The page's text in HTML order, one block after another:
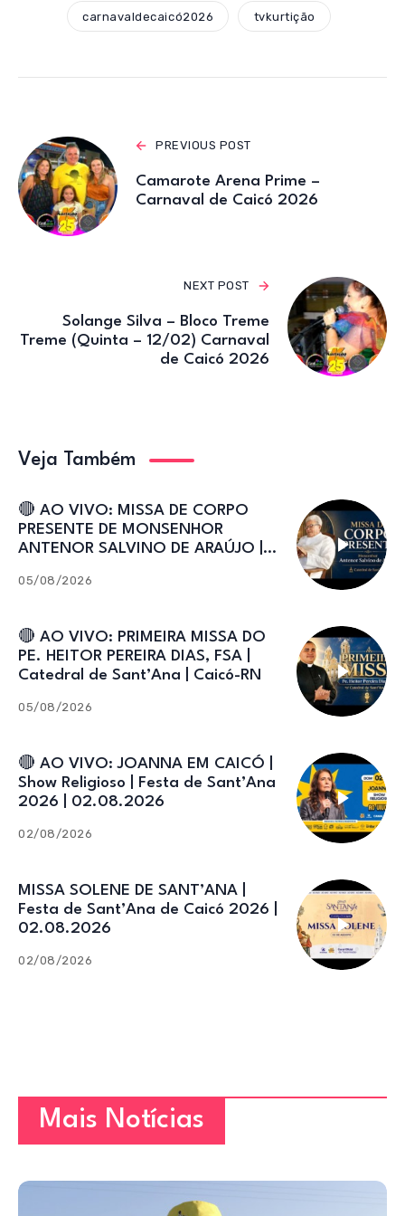
A
p
b
o
r
a
m
carnavaldecaicó2026 tvkurtição
PREVIOUS POST
Camarote Arena Prime –
Carnaval de Caicó 2026
NEXT POST
Solange Silva – Bloco Treme
Treme (Quinta – 12/02) Carnaval
de Caicó 2026
Veja Também
🔴 AO VIVO: MISSA DE CORPO
PRESENTE DE MONSENHOR
ANTENOR SALVINO DE ARAÚJO |
05/08/2026
🔴 AO VIVO: PRIMEIRA MISSA DO
PE. HEITOR PEREIRA DIAS, FSA |
Catedral de Sant’Ana | Caicó-RN
05/08/2026
🔴 AO VIVO: JOANNA EM CAICÓ |
Show Religioso | Festa de Sant’Ana
2026 | 02.08.2026
02/08/2026
MISSA SOLENE DE SANT’ANA |
Festa de Sant’Ana de Caicó 2026 |
02.08.2026
02/08/2026
Mais Notícias